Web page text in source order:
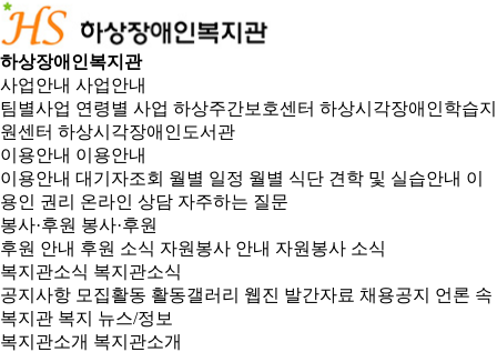
하상장애인복지관
사업안내 사업안내
팀별사업 연령별 사업 하상주간보호센터 하상시각장애인학습지
원센터 하상시각장애인도서관
이용안내 이용안내
이용안내 대기자조회 월별 일정 월별 식단 견학 및 실습안내 이
용인 권리 온라인 상담 자주하는 질문
봉사·후원 봉사·후원
후원 안내 후원 소식 자원봉사 안내 자원봉사 소식
복지관소식 복지관소식
공지사항 모집활동 활동갤러리 웹진 발간자료 채용공지
언론 속
복지관 복지 뉴스/정보
복지관소개 복지관소개